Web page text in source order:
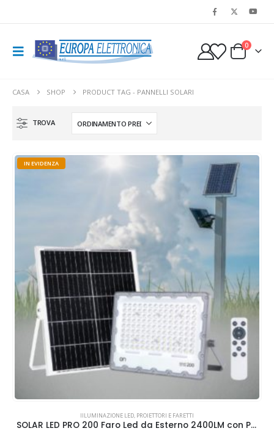
0
CASA SHOP PRODUCT TAG - PANNELLI SOLARI
IN EVIDENZA
IILUMINAZIONE LED, PROIETTORI E FARETTI
SOLAR LED PRO 200 Faro Led da Esterno 2400LM con Pannello Solare